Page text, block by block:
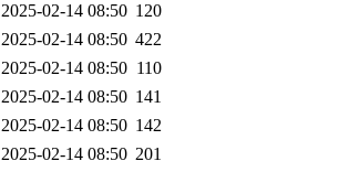
2025-02-14 08:50 120
2025-02-14 08:50 422
2025-02-14 08:50 110
2025-02-14 08:50 141
2025-02-14 08:50 142
2025-02-14 08:50 201